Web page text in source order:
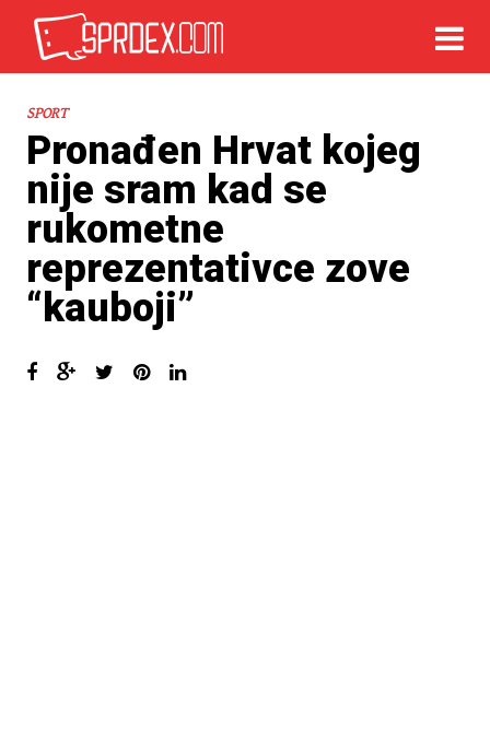
SPORT
Pronađen Hrvat kojeg
nije sram kad se
rukometne
reprezentativce zove
“kauboji”